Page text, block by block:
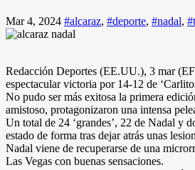
Mar 4, 2024 #alcaraz, #deporte, #nadal,
Redacción Deportes (EE.UU.), 3 mar
espectacular victoria por 14-12 de
No pudo ser más exitosa la primera
amistoso, protagonizaron una intensa
Un total de 24 ‘grandes’, 22 de Nadal y
estado de forma tras dejar atrás unas
Nadal viene de recuperarse de una
Las Vegas con buenas sensaciones.